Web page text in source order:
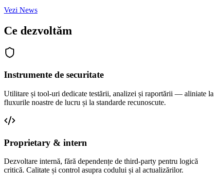
Vezi News
Ce dezvoltăm
Instrumente de securitate
Utilitare și tool-uri dedicate testării, analizei și raportării — aliniate la
fluxurile noastre de lucru și la standarde recunoscute.
Proprietary & intern
Dezvoltare internă, fără dependențe de third-party pentru logică
critică. Calitate și control asupra codului și al actualizărilor.